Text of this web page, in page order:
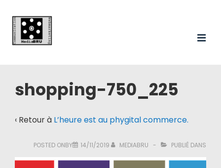
passer
contenu
Navigation
shopping-750_225
‹ Retour à L’heure est au phygital commerce.
POSTED ONBY 14/11/2019 MEDIABRU PUBLIÉ DANS